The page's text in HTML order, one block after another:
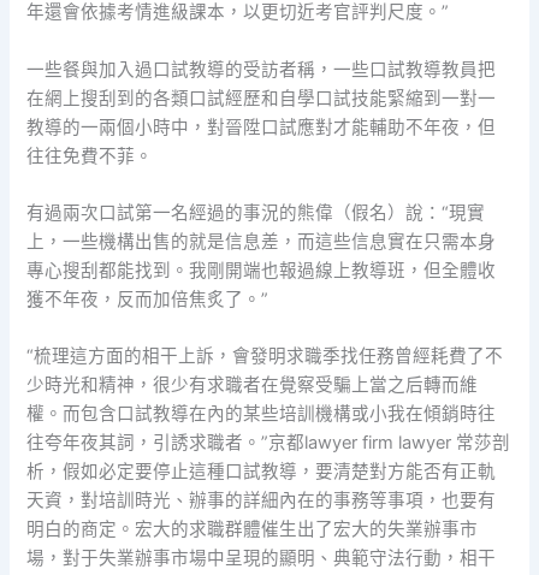
年還會依據考情進級課本，以更切近考官評判尺度。”
一些餐與加入過口試教導的受訪者稱，一些口試教導教員把
在網上搜刮到的各類口試經歷和自學口試技能緊縮到一對一
教導的一兩個小時中，對晉陞口試應對才能輔助不年夜，但
往往免費不菲。
有過兩次口試第一名經過的事況的熊偉（假名）說：“現實
上，一些機構出售的就是信息差，而這些信息實在只需本身
專心搜刮都能找到。我剛開端也報過線上教導班，但全體收
獲不年夜，反而加倍焦炙了。”
“梳理這方面的相干上訴，會發明求職季找任務曾經耗費了不
少時光和精神，很少有求職者在覺察受騙上當之后轉而維
權。而包含口試教導在內的某些培訓機構或小我在傾銷時往
往夸年夜其詞，引誘求職者。”京都lawyer firm lawyer 常莎剖
析，假如必定要停止這種口試教導，要清楚對方能否有正軌
天資，對培訓時光、辦事的詳細內在的事務等事項，也要有
明白的商定。宏大的求職群體催生出了宏大的失業辦事市
場，對于失業辦事市場中呈現的顯明、典範守法行動，相干